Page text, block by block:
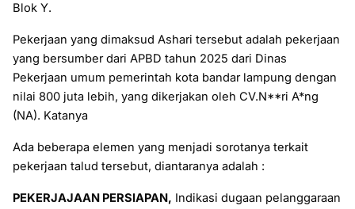
Blok Y.
Pekerjaan yang dimaksud Ashari tersebut adalah pekerjaan
yang bersumber dari APBD tahun 2025 dari Dinas
Pekerjaan umum pemerintah kota bandar lampung dengan
nilai 800 juta lebih, yang dikerjakan oleh CV.N**ri A*ng
(NA). Katanya
Ada beberapa elemen yang menjadi sorotanya terkait
pekerjaan talud tersebut, diantaranya adalah :
PEKERJAJAAN PERSIAPAN, Indikasi dugaan pelanggaraan